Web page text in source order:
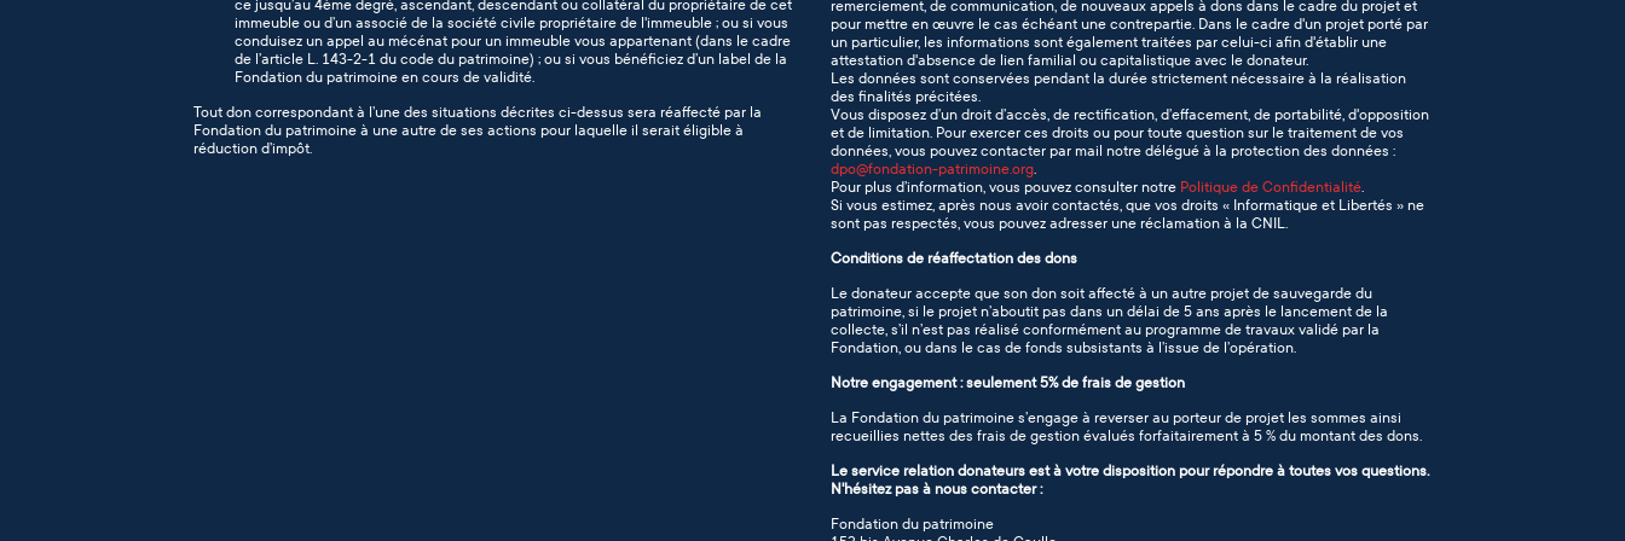
ce jusqu’au 4ème degré, ascendant, descendant ou collatéral du propriétaire de cet
immeuble ou d’un associé de la société civile propriétaire de l'immeuble ; ou si vous
conduisez un appel au mécénat pour un immeuble vous appartenant (dans le cadre
de l’article L. 143-2-1 du code du patrimoine) ; ou si vous bénéficiez d’un label de la
Fondation du patrimoine en cours de validité.
Tout don correspondant à l’une des situations décrites ci-dessus sera réaffecté par la
Fondation du patrimoine à une autre de ses actions pour laquelle il serait éligible à
réduction d’impôt.
remerciement, de communication, de nouveaux appels à dons dans le cadre du projet et
pour mettre en œuvre le cas échéant une contrepartie. Dans le cadre d'un projet porté par
un particulier, les informations sont également traitées par celui-ci afin d'établir une
attestation d'absence de lien familial ou capitalistique avec le donateur.
Les données sont conservées pendant la durée strictement nécessaire à la réalisation
des finalités précitées.
Vous disposez d’un droit d’accès, de rectification, d’effacement, de portabilité, d'opposition
et de limitation. Pour exercer ces droits ou pour toute question sur le traitement de vos
données, vous pouvez contacter par mail notre délégué à la protection des données :
dpo@fondation-patrimoine.org
Pour plus d’information, vous pouvez consulter notre Politique de Confidentialité
Si vous estimez, après nous avoir contactés, que vos droits « Informatique et Libertés » ne
sont pas respectés, vous pouvez adresser une réclamation à la CNIL.
Conditions de réaffectation des dons
Le donateur accepte que son don soit affecté à un autre projet de sauvegarde du
patrimoine, si le projet n’aboutit pas dans un délai de 5 ans après le lancement de la
collecte, s’il n’est pas réalisé conformément au programme de travaux validé par la
Fondation, ou dans le cas de fonds subsistants à l’issue de l’opération.
Notre engagement : seulement 5% de frais de gestion
La Fondation du patrimoine s’engage à reverser au porteur de projet les sommes ainsi
recueillies nettes des frais de gestion évalués forfaitairement à 5 % du montant des dons.
Le service relation donateurs est à votre disposition pour répondre à toutes vos questions.
N'hésitez pas à nous contacter :
Fondation du patrimoine